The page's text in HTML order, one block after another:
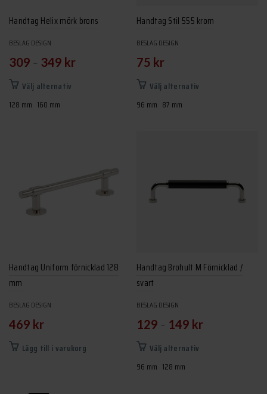
produktsidan
produktsidan
Handtag Helix mörk brons
BESLAG DESIGN
309 – 349 kr
Välj alternativ
produktsidan
128 mm 160 mm
Handtag Stil 555 krom
BESLAG DESIGN
75 kr
Välj alternativ
olika
produktsidan
96 mm 87 mm
Handtag Uniform förnicklad 128
mm
BESLAG DESIGN
469 kr
Lägg till i varukorg
Handtag Brohult M Förnicklad /
svart
BESLAG DESIGN
129 – 149 kr
Välj alternativ
96 mm 128 mm